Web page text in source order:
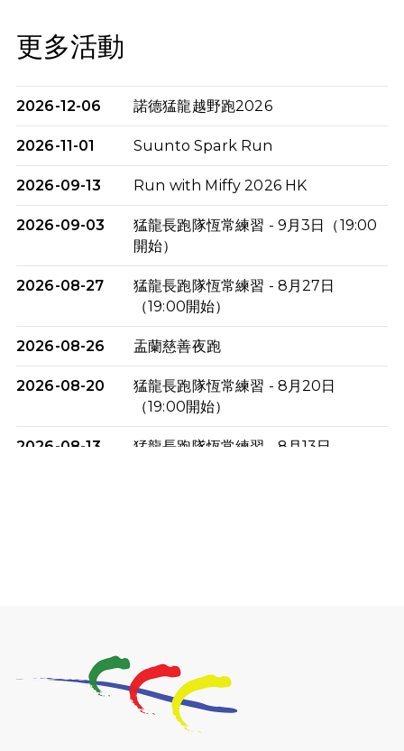
更多活動
2026-12-06 諾德猛龍越野跑2026
2026-11-01 Suunto Spark Run
2026-09-13 Run with Miffy 2026 HK
2026-09-03
猛龍長跑隊恆常練習 - 9月3日（19:00
開始）
2026-08-27
猛龍長跑隊恆常練習 - 8月27日
（19:00開始）
2026-08-26 盂蘭慈善夜跑
2026-08-20
猛龍長跑隊恆常練習 - 8月20日
（19:00開始）
2026-08-13
猛龍長跑隊恆常練習 - 8月13日
2026-07-23
猛龍長跑隊恆常練習 - 7月23日
（19:00開始）
猛龍長跑隊恆常練習 - 7月16日